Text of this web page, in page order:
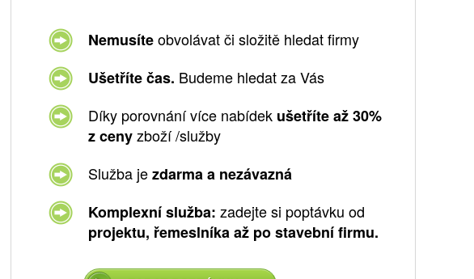
Nemusíteobvolávat či složitě hledat firmy
Ušetříte čas. Budeme hledat za Vás
Díky porovnání více nabídek ušetříte až 30%
z cenyzboží /služby
Služba jezdarma a nezávazná
Komplexní služba: zadejte si poptávku od
projektu, řemeslníka až po stavební firmu.